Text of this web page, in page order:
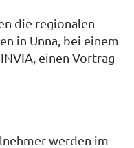
die regionalen
in Unna, bei einem
einen Vortrag
werden im